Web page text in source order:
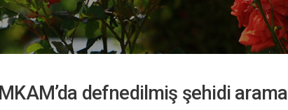
defnedilmiş şehidi arama